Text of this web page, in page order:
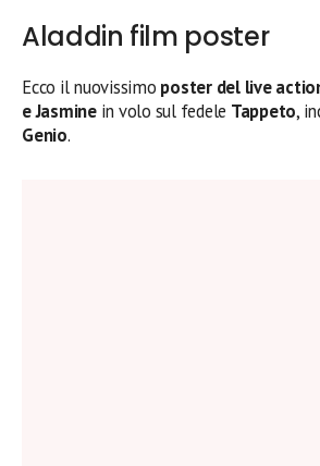
Aladdin film poster
Ecco il nuovissimo poster del live
e Jasminein volo sul fedele Tappeto,
Genio.